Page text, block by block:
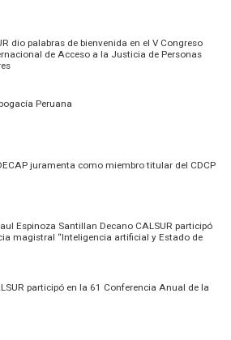
dio palabras de bienvenida en el V Congreso
de Acceso a la Justicia de Personas
Peruana
juramenta como miembro titular del CDCP
Espinoza Santillan Decano CALSUR participó
magistral “Inteligencia artificial y Estado de
participó en la 61 Conferencia Anual de la